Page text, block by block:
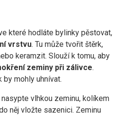
které hodláte bylinky pěstovat,
vrstvu. Tu může tvořit štěrk,
keramzit. Slouží k tomu, aby
zeminy při zálivce.
mohly uhnívat.
vlhkou zeminu, kolíkem
něj vložte sazenici. Zeminu